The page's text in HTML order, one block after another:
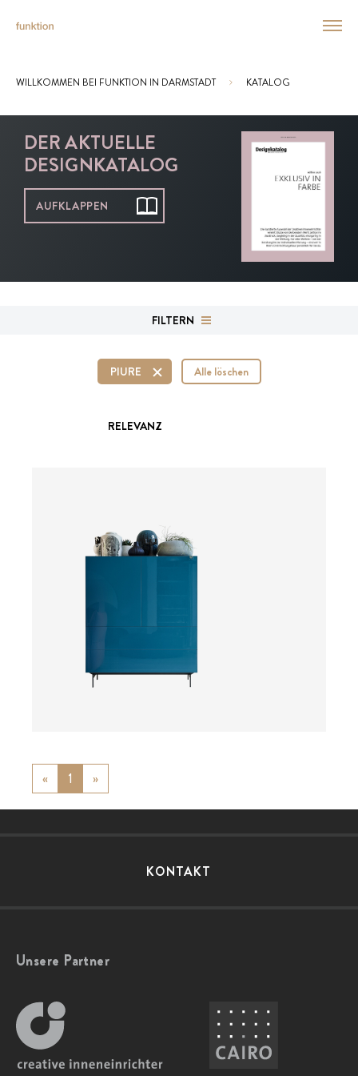
Sie sind hier:
WILLKOMMEN BEI FUNKTION IN DARMSTADT KATALOG
DER AKTUELLE
DESIGNKATALOG
AUFKLAPPEN
FILTERN
PIURE Alle löschen
RELEVANZ
« Previous
1 »
KONTAKT
Unsere Partner